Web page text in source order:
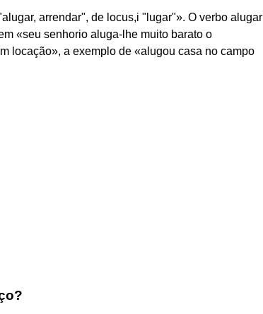
arrendar", de locus,i "lugar"». O verbo alugar
«seu senhorio aluga-lhe muito barato o
locação», a exemplo de «alugou casa no campo